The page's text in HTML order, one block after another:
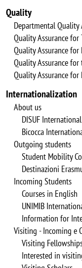
Quality
Departmental Quality
Quality Assurance for
Quality Assurance for
Quality Assurance
Quality Assurance for
Internationalization
About us
DISUF
Bicocca
Outgoing students
Student Mobility
Destinazioni
Incoming Students
Courses in English
UNIMIB
Information for
Visiting - Incoming e
Visiting
Interested in